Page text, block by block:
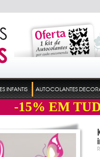
INFANTIS AUTOCOLANTES
-15% EM